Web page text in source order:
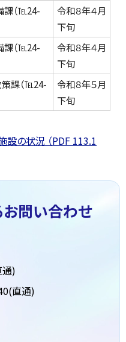
課（℡24-
令和８年４月
下旬
課（℡24-
令和８年４月
下旬
策課（℡24-
令和８年５月
下旬
設の状況 （PDF 113.1
お問い合わせ
)
直通)